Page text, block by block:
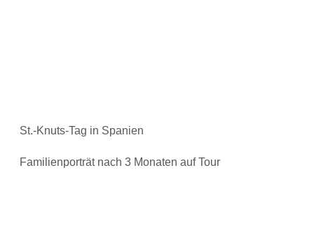
St.-Knuts-Tag in Spanien
Familienporträt nach 3 Monaten auf Tour